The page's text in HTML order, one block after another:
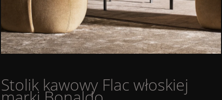
Stolik kawowy Flac włoskiej